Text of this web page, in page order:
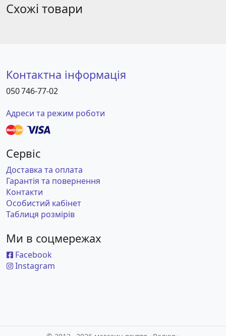
Схожі товари
Контактна інформація
050 746-77-02
Адреси та режим роботи
Сервіс
Доставка та оплата
Гарантія та повернення
Контакти
Особистий кабінет
Таблиця розмірів
Ми в соцмережах
Facebook
Instagram